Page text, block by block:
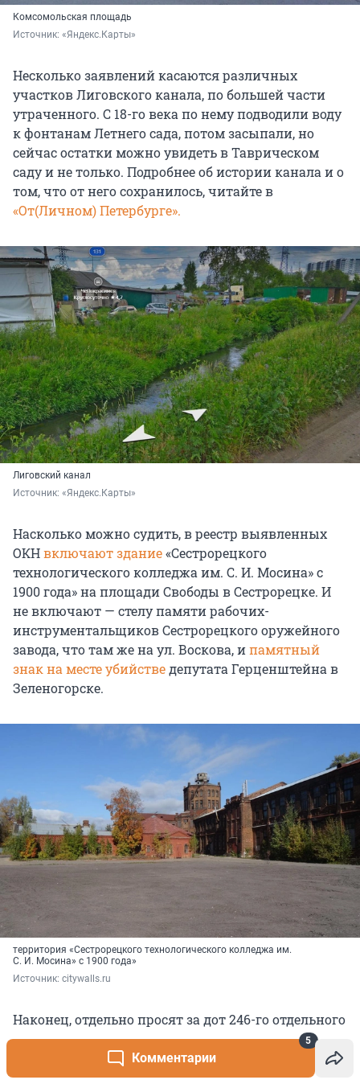
Комментарии
5
Комсомольская площадь
Источник: «Яндекс.Карты»
Несколько заявлений касаются различных
участков Лиговского канала, по большей части
утраченного. С 18-го века по нему подводили воду
к фонтанам Летнего сада, потом засыпали, но
сейчас остатки можно увидеть в Таврическом
саду и не только. Подробнее об истории канала и о
том, что от него сохранилось, читайте в
«От(Личном) Петербурге».
Лиговский канал
Источник: «Яндекс.Карты»
Насколько можно судить, в реестр выявленных
ОКНвключают здание«Сестрорецкого
технологического колледжа им. С. И. Мосина» с
1900 года» на площади Свободы в Сестрорецке. И
не включают — стелу памяти рабочих-
инструментальщиков Сестрорецкого оружейного
завода, что там же на ул. Воскова, ипамятный
знак на месте убийстведепутата Герценштейна в
Зеленогорске.
территория «Сестрорецкого технологического колледжа им.
С. И. Мосина» с 1900 года»
Источник: citywalls.ru
Наконец, отдельно просят за дот 246-го отдельного
пулеметно-артиллерийского батальона, который
защищал Петергоф во время войны. Летом
активисты начали писать, что он разрушен при